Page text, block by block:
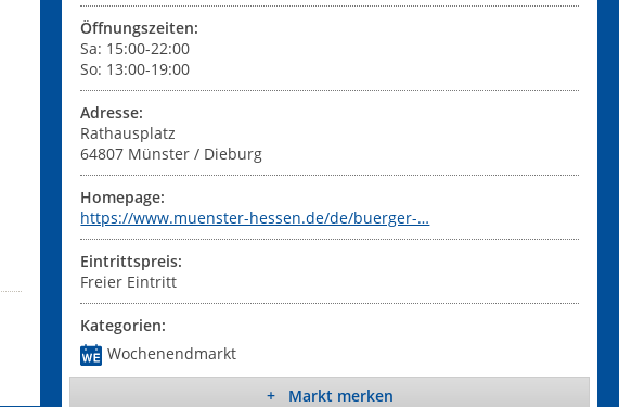
Öffnungszeiten:
Sa: 15:00-22:00
So: 13:00-19:00
Adresse:
Rathausplatz
64807 Münster / Dieburg
Homepage:
https://www.muenster-hessen.de/de/buerger-…
Eintrittspreis:
Freier Eintritt
Kategorien:
Wochenendmarkt
+ Markt merken